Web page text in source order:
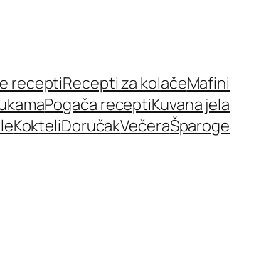
receptiRecepti za kolačeMafini
Pogača receptiKuvana jela
KokteliDoručakVečeraŠparoge